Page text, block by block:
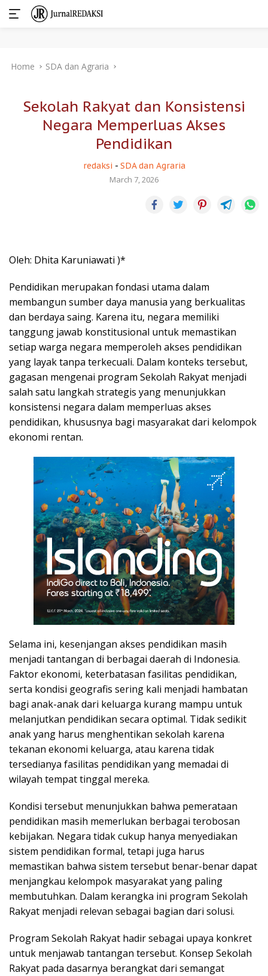
Home SDA dan Agraria
Sekolah Rakyat dan Konsistensi
Negara Memperluas Akses
Pendidikan
redaksi - SDA dan Agraria
March 7, 2026
Oleh: Dhita Karuniawati )*
Pendidikan merupakan fondasi utama dalam
membangun sumber daya manusia yang berkualitas
dan berdaya saing. Karena itu, negara memiliki
tanggung jawab konstitusional untuk memastikan
setiap warga negara memperoleh akses pendidikan
yang layak tanpa terkecuali. Dalam konteks tersebut,
gagasan mengenai program Sekolah Rakyat menjadi
salah satu langkah strategis yang menunjukkan
konsistensi negara dalam memperluas akses
pendidikan, khususnya bagi masyarakat dari kelompok
ekonomi rentan.
Selama ini, kesenjangan akses pendidikan masih
menjadi tantangan di berbagai daerah di Indonesia.
Faktor ekonomi, keterbatasan fasilitas pendidikan,
serta kondisi geografis sering kali menjadi hambatan
bagi anak-anak dari keluarga kurang mampu untuk
melanjutkan pendidikan secara optimal. Tidak sedikit
anak yang harus menghentikan sekolah karena
tekanan ekonomi keluarga, atau karena tidak
tersedianya fasilitas pendidikan yang memadai di
wilayah tempat tinggal mereka.
Kondisi tersebut menunjukkan bahwa pemerataan
pendidikan masih memerlukan berbagai terobosan
kebijakan. Negara tidak cukup hanya menyediakan
sistem pendidikan formal, tetapi juga harus
memastikan bahwa sistem tersebut benar-benar dapat
menjangkau kelompok masyarakat yang paling
membutuhkan. Dalam kerangka ini program Sekolah
Rakyat menjadi relevan sebagai bagian dari solusi.
Program Sekolah Rakyat hadir sebagai upaya konkret
untuk menjawab tantangan tersebut. Konsep Sekolah
Rakyat pada dasarnya berangkat dari semangat